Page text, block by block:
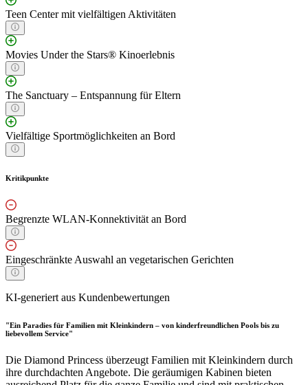
Teen Center mit vielfältigen Aktivitäten
Movies Under the Stars® Kinoerlebnis
The Sanctuary – Entspannung für Eltern
Vielfältige Sportmöglichkeiten an Bord
Kritikpunkte
Begrenzte WLAN-Konnektivität an Bord
Eingeschränkte Auswahl an vegetarischen Gerichten
KI-generiert aus Kundenbewertungen
"Ein Paradies für Familien mit Kleinkindern – von kinderfreundlichen Pools bis zu
liebevollem Service"
Die Diamond Princess überzeugt Familien mit Kleinkindern durch
ihre durchdachten Angebote. Die geräumigen Kabinen bieten